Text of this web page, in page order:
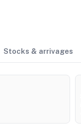
Stocks & arrivages